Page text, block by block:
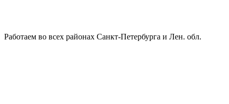
Работаем во всех районах Санкт-Петербурга и Лен. обл.